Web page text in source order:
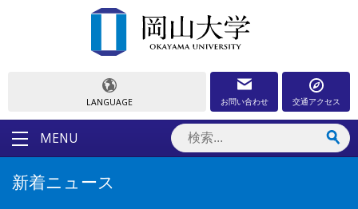
LANGUAGE お問い合わせ 交通アクセス
MENU
新着ニュース